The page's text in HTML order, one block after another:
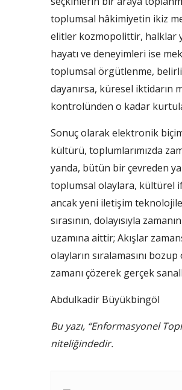
toplumsal hâkimiyetin ikiz
elitler kozmopolittir, halklar
hayatı ve deneyimleri ise
toplumsal örgütlenme, belirli
dayanırsa, küresel iktidarın
kontrolünden o kadar
Sonuç olarak elektronik
kültürü, toplumlarımızda
yanda, bütün bir çevreden
toplumsal olaylara, kültürel
ancak yeni iletişim
sırasının, dolayısıyla
uzamına aittir; Akışlar
olayların sıralamasını
zamanı çözerek gerçek
Abdulkadir Büyükbingöl
Bu yazı, “Enformasyonel
niteliğindedir.